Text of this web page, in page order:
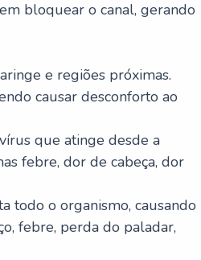
bloquear o canal, gerando
e regiões próximas.
causar desconforto ao
que atinge desde a
febre, dor de cabeça, dor
todo o organismo, causando
febre, perda do paladar,